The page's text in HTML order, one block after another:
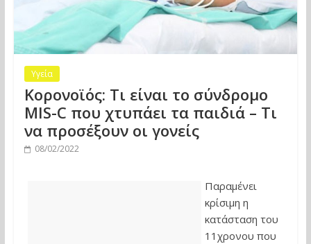
Υγεία
Κορονοϊός: Τι είναι το σύνδρομο
MIS-C που χτυπάει τα παιδιά – Tι
να προσέξουν οι γονείς
08/02/2022
Παραμένει
κρίσιμη η
κατάσταση του
11χρονου που